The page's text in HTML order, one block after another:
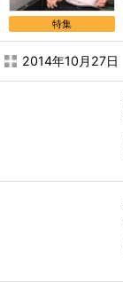
特集
2014年10月27日